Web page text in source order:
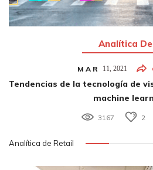
Analítica
MAR 11, 2021
Tendencias de la tecnología de
machine
3167 2
Analítica de Retail